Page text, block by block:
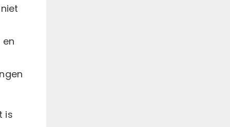
is